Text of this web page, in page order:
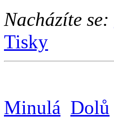
Nacházíte se:
Tisky
Minulá Dolů